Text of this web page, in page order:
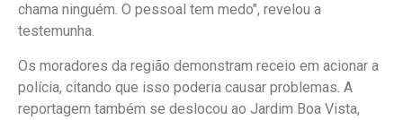
chama ninguém. O pessoal tem medo", revelou a
testemunha.
Os moradores da região demonstram receio em acionar a
polícia, citando que isso poderia causar problemas. A
reportagem também se deslocou ao Jardim Boa Vista,